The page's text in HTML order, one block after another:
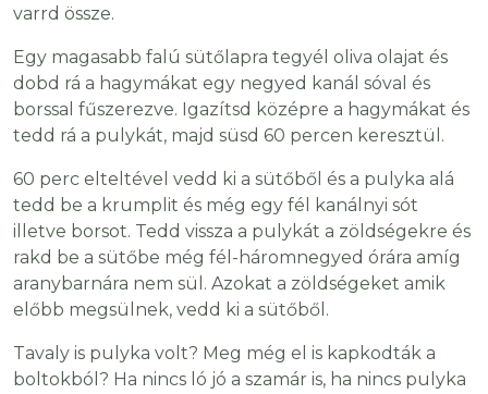
varrd össze.
Egy magasabb falú sütőlapra tegyél oliva olajat és
dobd rá a hagymákat egy negyed kanál sóval és
borssal fűszerezve. Igazítsd középre a hagymákat és
tedd rá a pulykát, majd süsd 60 percen keresztül.
60 perc elteltével vedd ki a sütőből és a pulyka alá
tedd be a krumplit és még egy fél kanálnyi sót
illetve borsot. Tedd vissza a pulykát a zöldségekre és
rakd be a sütőbe még fél-háromnegyed órára amíg
aranybarnára nem sül. Azokat a zöldségeket amik
előbb megsülnek, vedd ki a sütőből.
Tavaly is pulyka volt? Meg még el is kapkodták a
boltokból? Ha nincs ló jó a szamár is, ha nincs pulyka